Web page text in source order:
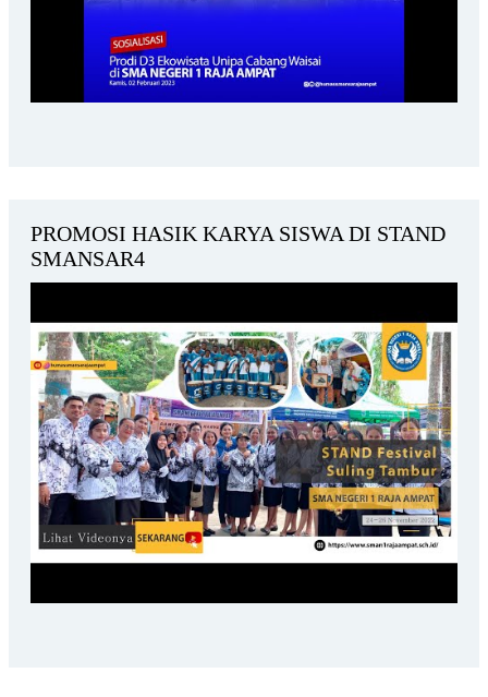
PROMOSI HASIK KARYA SISWA DI STAND
SMANSAR4